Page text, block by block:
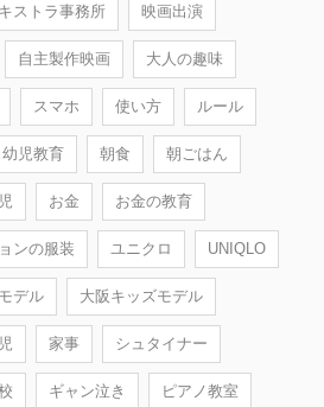
ストラ事務所 映画出演
自主製作映画 大人の趣味
スマホ 使い方 ルール
幼児教育 朝食 朝ごはん
お金 お金の教育
ンの服装 ユニクロ UNIQLO
デル 大阪キッズモデル
家事 シュタイナー
ギャン泣き ピアノ教室